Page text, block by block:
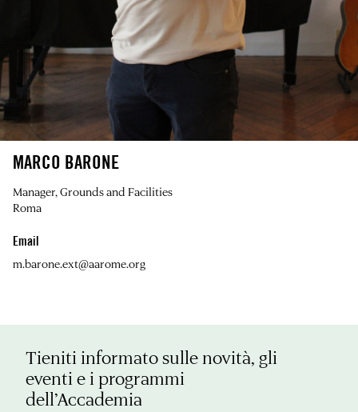
MARCO BARONE
Manager, Grounds and Facilities
Roma
Email
m.barone.ext@aarome.org
Tieniti informato sulle novità, gli
eventi e i programmi
dell’Accademia